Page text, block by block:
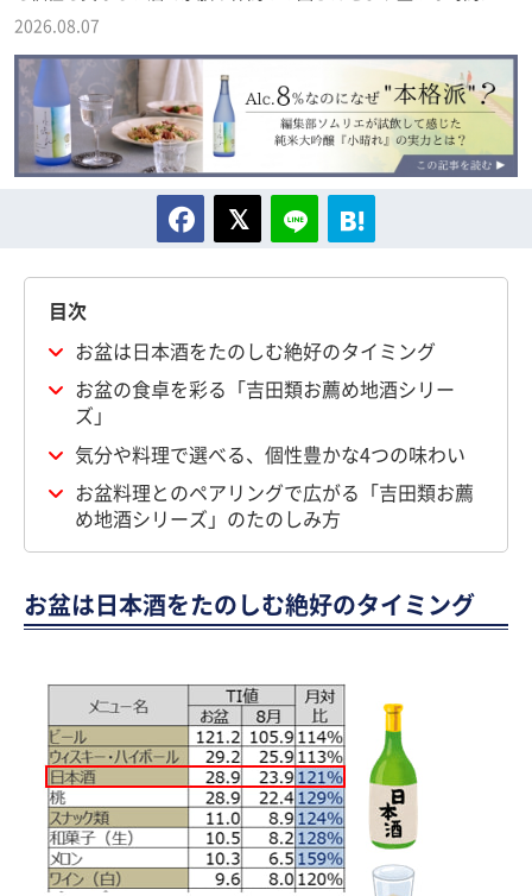
2026.08.07
目次
お盆は日本酒をたのしむ絶好のタイミング
お盆の食卓を彩る「吉田類お薦め地酒シリー
ズ」
気分や料理で選べる、個性豊かな4つの味わい
お盆料理とのペアリングで広がる「吉田類お薦
め地酒シリーズ」のたのしみ方
お盆は日本酒をたのしむ絶好のタイミング